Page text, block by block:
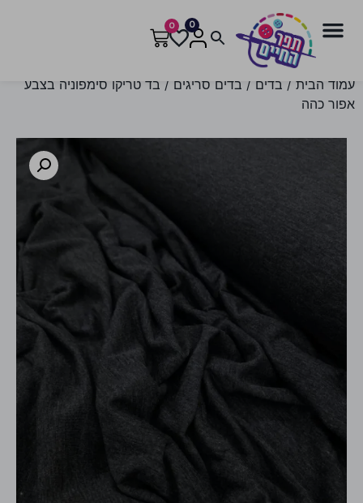
0
0
עמוד הבית / בדים / בדים סריגים / בד טריקו סימפוניה בצבע
אפור כהה